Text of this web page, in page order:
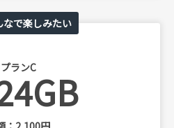
なで楽しみたい
プランC